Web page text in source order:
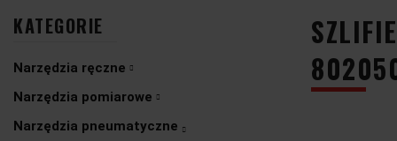
KATEGORIE
Narzędzia ręczne
Narzędzia pomiarowe
Narzędzia pneumatyczne